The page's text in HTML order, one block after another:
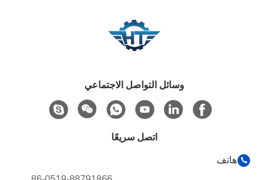
وسائل التواصل الاجتماعي
اتصل سريعًا
هاتف